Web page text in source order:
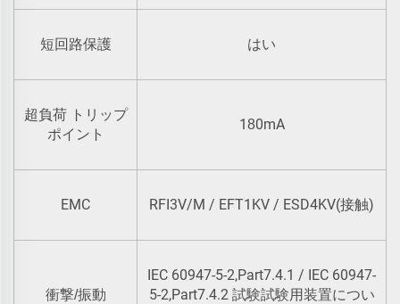
短回路保護 はい
超負荷 トリップ
ポイント
180mA
EMC RFI3V/M / EFT1KV / ESD4KV(接触)
衝撃/振動
IEC 60947-5-2,Part7.4.1 / IEC 60947-
5-2,Part7.4.2 試験試験用装置につい